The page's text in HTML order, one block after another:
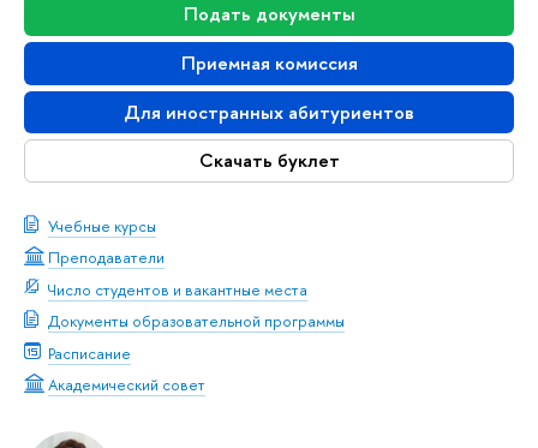
Подать документы
Приемная комиссия
Для иностранных абитуриентов
Скачать буклет
Учебные курсы
Преподаватели
Число студентов и вакантные места
Документы образовательной программы
Расписание
Академический совет